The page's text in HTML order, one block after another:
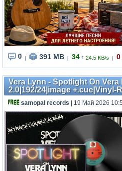
0 391 MB 34 ↑ 24.5 KB/s 0
Vera Lynn - Spotlight On
2.0|192/24|image +.cue|Vinyl-
samopal records | 19 Май 2026